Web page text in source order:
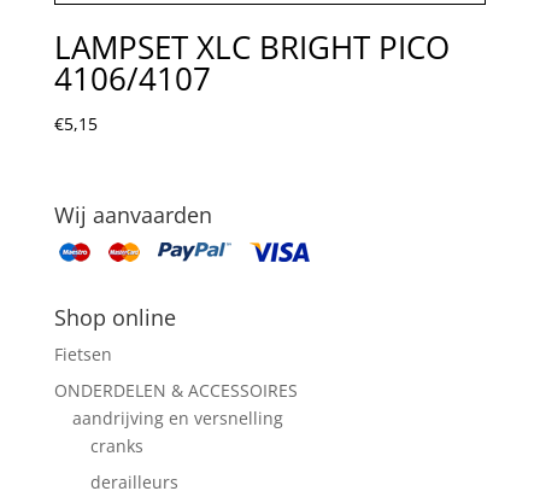
LAMPSET XLC BRIGHT PICO
4106/4107
€5,15
Wij aanvaarden
Shop online
Fietsen
ONDERDELEN & ACCESSOIRES
aandrijving en versnelling
cranks
derailleurs